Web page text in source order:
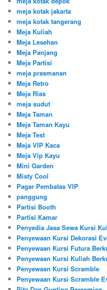
meja kotak jakarta
meja kotak tangerang
Meja Kuliah
Meja Lesehan
Meja Panjang
Meja Partisi
meja prasmanan
Meja Retro
Meja Rias
meja sudut
Meja Taman
Meja Taman Kayu
Meja Test
Meja VIP Kaca
Meja Vip Kayu
Mini Garden
Misty Cool
Pagar Pembatas VIP
panggung
Partisi Booth
Partisi Kamar
Penyedia Jasa Sewa Kursi
Penyewaan Kursi Dekorasi
Penyewaan Kursi Futura
Penyewaan Kursi Kuliah
Penyewaan Kursi Scramble
Penyewaan Kursi Scramble